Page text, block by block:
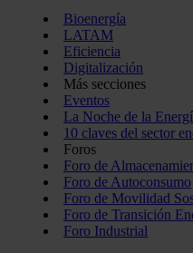
Bioenergía
LATAM
Eficiencia
Digitalización
Más secciones
Eventos
La Noche de la
10 claves del sector
Foros
Foro de
Foro de Autoconsumo
Foro de Movilidad
Foro de Transición
Foro Industrial